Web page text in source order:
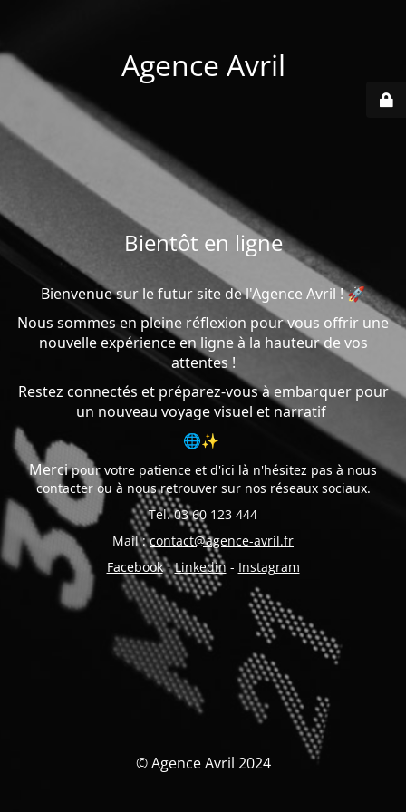
Agence Avril
Bientôt en ligne
Bienvenue sur le futur site de l'Agence Avril ! 🚀
Nous sommes en pleine réflexion pour vous offrir une
nouvelle expérience en ligne à la hauteur de vos
attentes !
Restez connectés et préparez-vous à embarquer pour
un nouveau voyage visuel et narratif
🌐✨
Mercipour votre patience et d'ici là n'hésitez pas à nous
contacter ou à nous retrouver sur nos réseaux sociaux.
Tel. 03 60 123 444
Mail :contact@agence-avril.fr
Facebook-Linkedin - Instagram
© Agence Avril 2024